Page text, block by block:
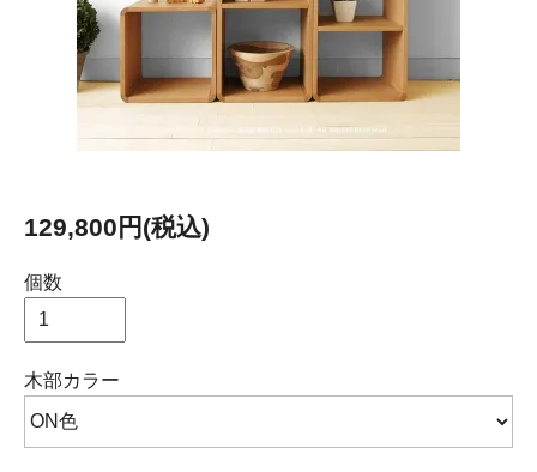
129,800円(税込)
個数
木部カラー